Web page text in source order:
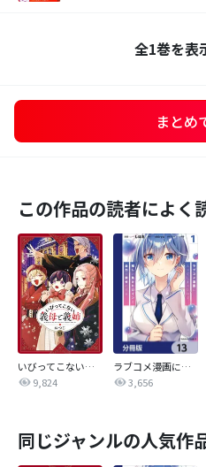
全1巻を表
まとめ
この作品の読者によく
いびってこない義母と義姉
9,824
ラブコメ漫画に入ってしまったので、推しの負けヒロインを全力で幸せにする【分冊版】
3,656
同じジャンルの人気作